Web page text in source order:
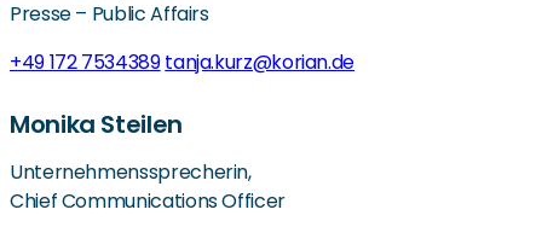
Presse – Public Affairs
+49 172 7534389tanja.kurz@korian.de
Monika Steilen
Unternehmenssprecherin,
Chief Communications Officer